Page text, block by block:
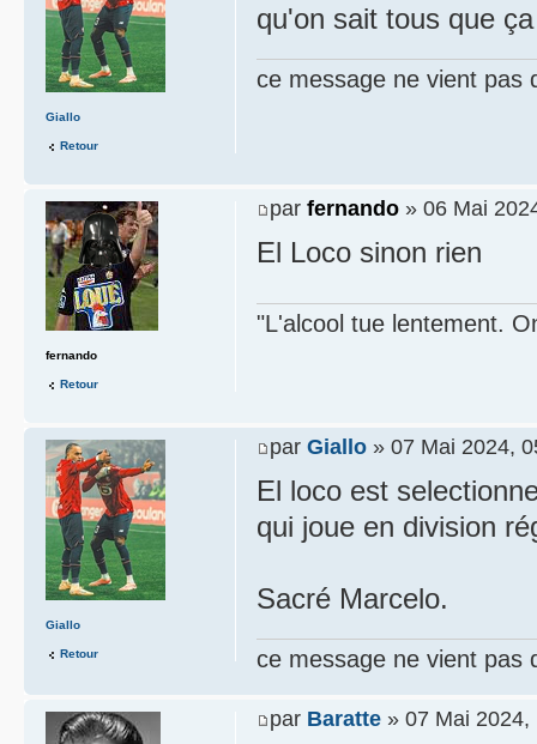
qu'on sait tous que
ce message ne vient pas
Giallo
Retour
par fernando » 06 Mai
El Loco sinon rien
"L'alcool tue lentement.
fernando
Retour
par Giallo » 07 Mai 2024,
El loco est
qui joue en division
Sacré Marcelo.
ce message ne vient pas
Giallo
Retour
par Baratte » 07 Mai 2024,